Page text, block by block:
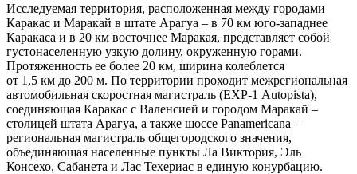
Исследуемая территория, расположенная между городами
Каракас и Маракай в штате Арагуа – в 70 км юго-западнее
Каракаса и в 20 км восточнее Маракая, представляет собой
густонаселенную узкую долину, окруженную горами.
Протяженность ее более 20 км, ширина колеблется
от 1,5 км до 200 м. По территории проходит межрегиональная
автомобильная скоростная магистраль (ЕХР-1 Autopista),
соединяющая Каракас с Валенсией и городом Маракай –
столицей штата Арагуа, а также шоссе Panamericana –
региональная магистраль общегородского значения,
объединяющая населенные пункты Ла Виктория, Эль
Консехо, Сабанета и Лас Техериас в единую конурбацию.